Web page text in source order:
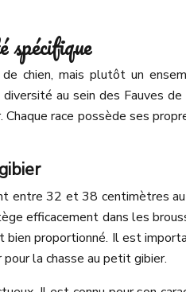
spécifique
chien, mais plutôt un
au sein des Fauves
race possède ses
entre 32 et 38 centimètres
efficacement dans les
proportionné. Il est
la chasse au petit gibier.